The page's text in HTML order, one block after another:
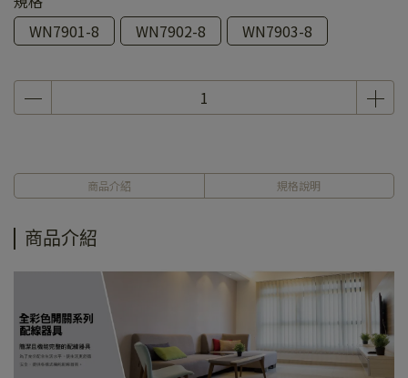
WN7901-8
WN7902-8 WN7903-8
商品介紹 規格說明
商品介紹